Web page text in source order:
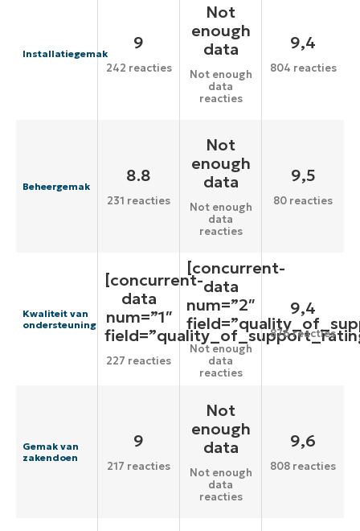
Installatiegemak
9
242 reacties
Not
enough
data
Not enough
data
reacties
9,4
804 reacties
Beheergemak
8.8
231 reacties
Not
enough
data
Not enough
data
reacties
9,5
80 reacties
Kwaliteit van
ondersteuning
[concurrent-
data
num=”1″
227 reacties
[concurrent-
data
num=”2″
Not enough
data
reacties
9,4
876 reacties
Gemak van
zakendoen
9
217 reacties
Not
enough
data
Not enough
data
reacties
9,6
808 reacties